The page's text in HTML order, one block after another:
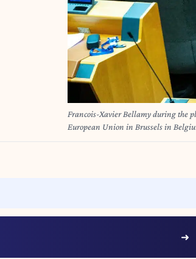
Francois-Xavier Bellamy during the
European Union in Brussels in
session pleniere du Parlement